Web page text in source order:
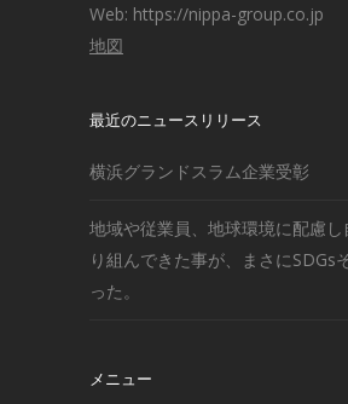
Web: https://nippa-group.co.jp
地図
最近のニュースリリース
横浜グランドスラム企業受彰
地域や従業員、地球環境に配慮し
り組んできた事が、まさにSDGs
った。
メニュー